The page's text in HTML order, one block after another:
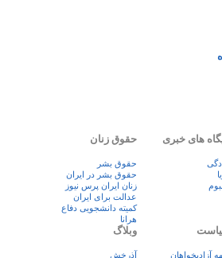
های خبری حقوق زنان
حقوق بشر
حقوق بشر در ایران
زنان ايران پرس نيوز
عدالت برای ایران
کمیته دانشجویی دفاع
هرانا
آزادیخواهان
وبلاگ
آذرخش